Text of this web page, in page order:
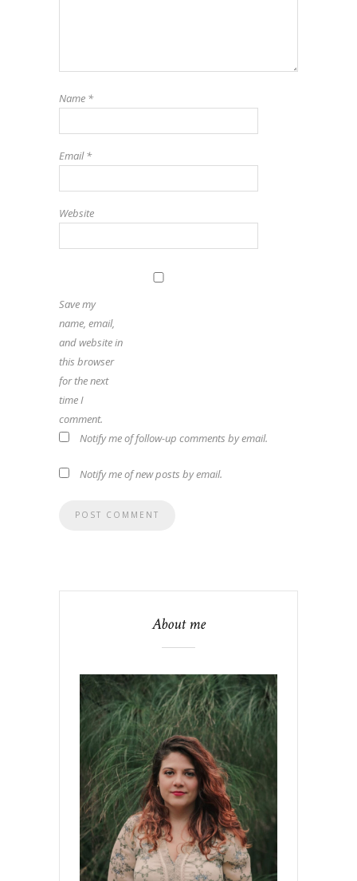
Name *
Email*
Website
Save my
name, email,
and website in
this browser
for the next
time I
comment.
Notify me of follow-up comments by email.
Notify me of new posts by email.
About me